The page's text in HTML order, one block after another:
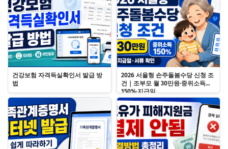
건강보험 자격득실확인서 발급 방
법
2026 서울형 손주돌봄수당 신청 조
건｜조부모 월 30만원·중위소득
150%·지급일